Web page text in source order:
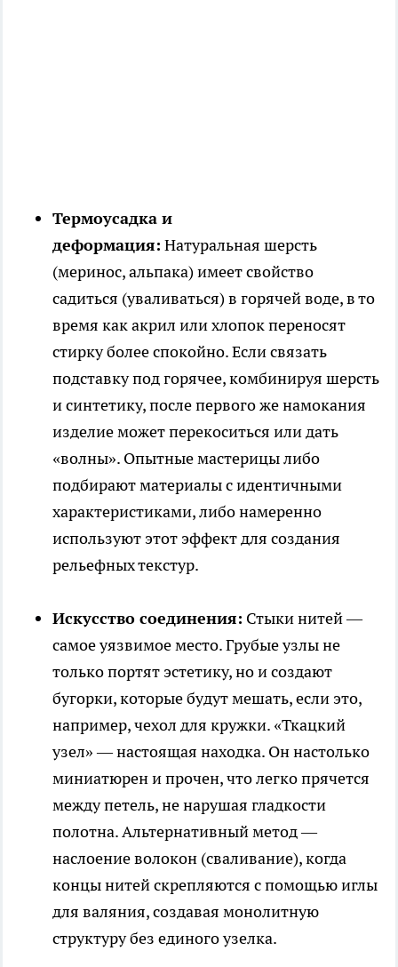
Термоусадка и
деформация: Натуральная шерсть
(меринос, альпака) имеет свойство
садиться (уваливаться) в горячей воде, в то
время как акрил или хлопок переносят
стирку более спокойно. Если связать
подставку под горячее, комбинируя шерсть
и синтетику, после первого же намокания
изделие может перекоситься или дать
«волны». Опытные мастерицы либо
подбирают материалы с идентичными
характеристиками, либо намеренно
используют этот эффект для создания
рельефных текстур.
Искусство соединения: Стыки нитей —
самое уязвимое место. Грубые узлы не
только портят эстетику, но и создают
бугорки, которые будут мешать, если это,
например, чехол для кружки. «Ткацкий
узел» — настоящая находка. Он настолько
миниатюрен и прочен, что легко прячется
между петель, не нарушая гладкости
полотна. Альтернативный метод —
наслоение волокон (сваливание), когда
концы нитей скрепляются с помощью иглы
для валяния, создавая монолитную
структуру без единого узелка.